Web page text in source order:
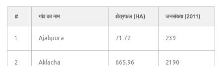
# गांव का नाम क्षेत्रफल (HA) जनसंख्या (2011)
1 Ajabpura 71.72 239
2 Aklacha 665.96 2190